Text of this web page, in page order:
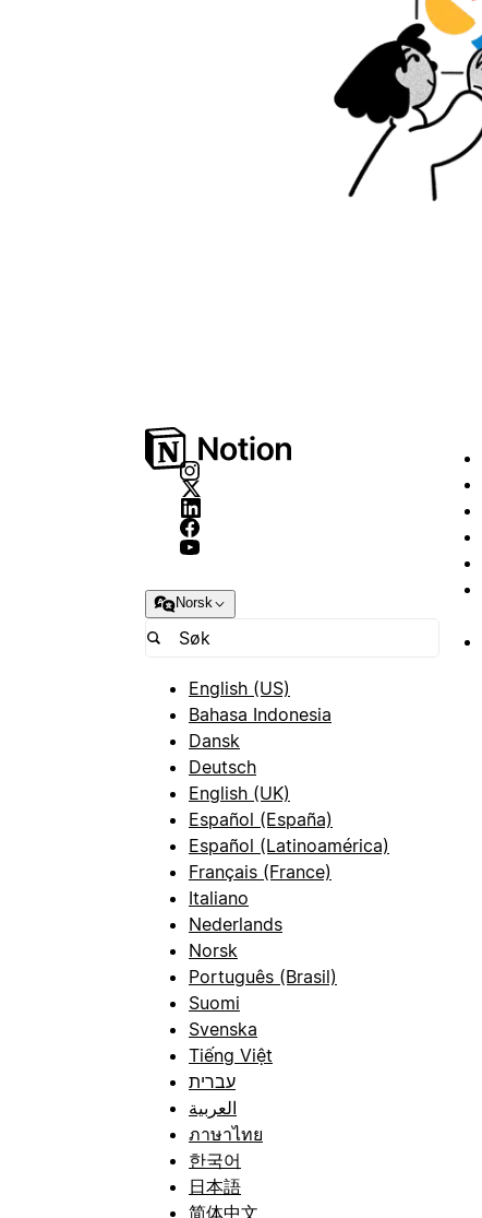
Norsk
English (US)
Bahasa Indonesia
Dansk
Deutsch
English (UK)
Español (España)
Español (Latinoamérica)
Français (France)
Italiano
Nederlands
Norsk
Português (Brasil)
Suomi
Svenska
Tiếng Việt
עברית
العربية
ภาษาไทย
한국어
日本語
简体中文